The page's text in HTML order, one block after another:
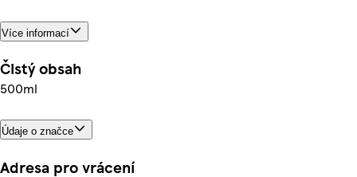
Více informací
Čistý obsah
500ml
Údaje o značce
Adresa pro vrácení